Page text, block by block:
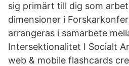
sig primärt till dig som
dimensioner i
arrangeras i samarbete
Intersektionalitet I Socialt
web & mobile flashcards